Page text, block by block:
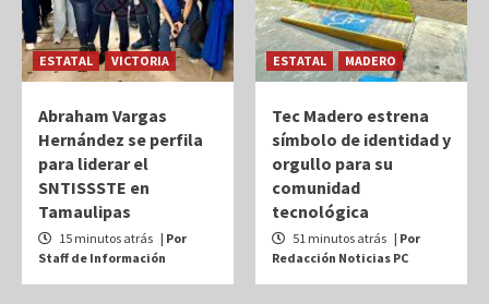
ESTATAL VICTORIA
Abraham Vargas
Hernández se perfila
para liderar el
SNTISSSTE en
Tamaulipas
15 minutos atrás | Por
Staff de Información
ESTATAL MADERO
Tec Madero estrena
símbolo de identidad y
orgullo para su
comunidad
tecnológica
51 minutos atrás | Por
Redacción Noticias PC